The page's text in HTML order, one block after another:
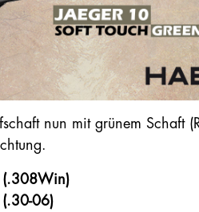
nun mit grünem Schaft
(.308Win)
06)